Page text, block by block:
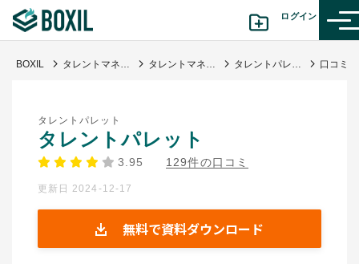
ログイン
診断から探す(β版)
BOXILの使い方ガイド 情報掲載をご希望の方へ
BOXIL タレントマネジメントシステム比較25選 11月人気ランキングとおすすめ選び方 タレントマネジメントシステム タレントパレット
タレントパレット
タレントパレット
3.95 129件の口コミ
更新日 2024-12-17
無料で資料ダウンロード